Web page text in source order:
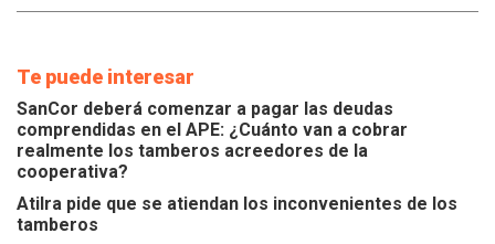
Te puede interesar
SanCor deberá comenzar a pagar las deudas
comprendidas en el APE: ¿Cuánto van a cobrar
realmente los tamberos acreedores de la
cooperativa?
Atilra pide que se atiendan los inconvenientes de los
tamberos